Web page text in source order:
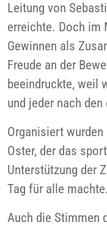
Leitung von
erreichte. Doch im
Gewinnen als
Freude an der
beeindruckte, weil
und jeder nach
Organisiert
Oster, der das
Unterstützung der
Tag für alle machte.
Auch die Stimmen